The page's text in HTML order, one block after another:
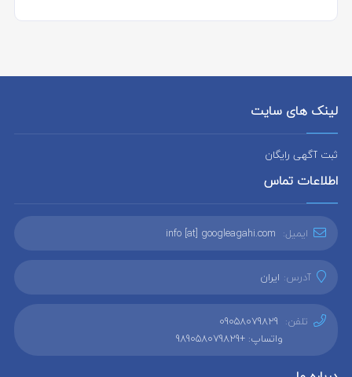
لینک های سایت
ثبت آگهی رایگان
اطلاعات تماس
ایمیل: info [at] googleagahi.com
آدرس: ایران
تلفن: 09058079829
واتساپ: +989058079829